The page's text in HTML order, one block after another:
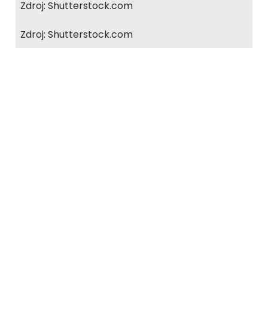
Zdroj: Shutterstock.com
Zdroj: Shutterstock.com